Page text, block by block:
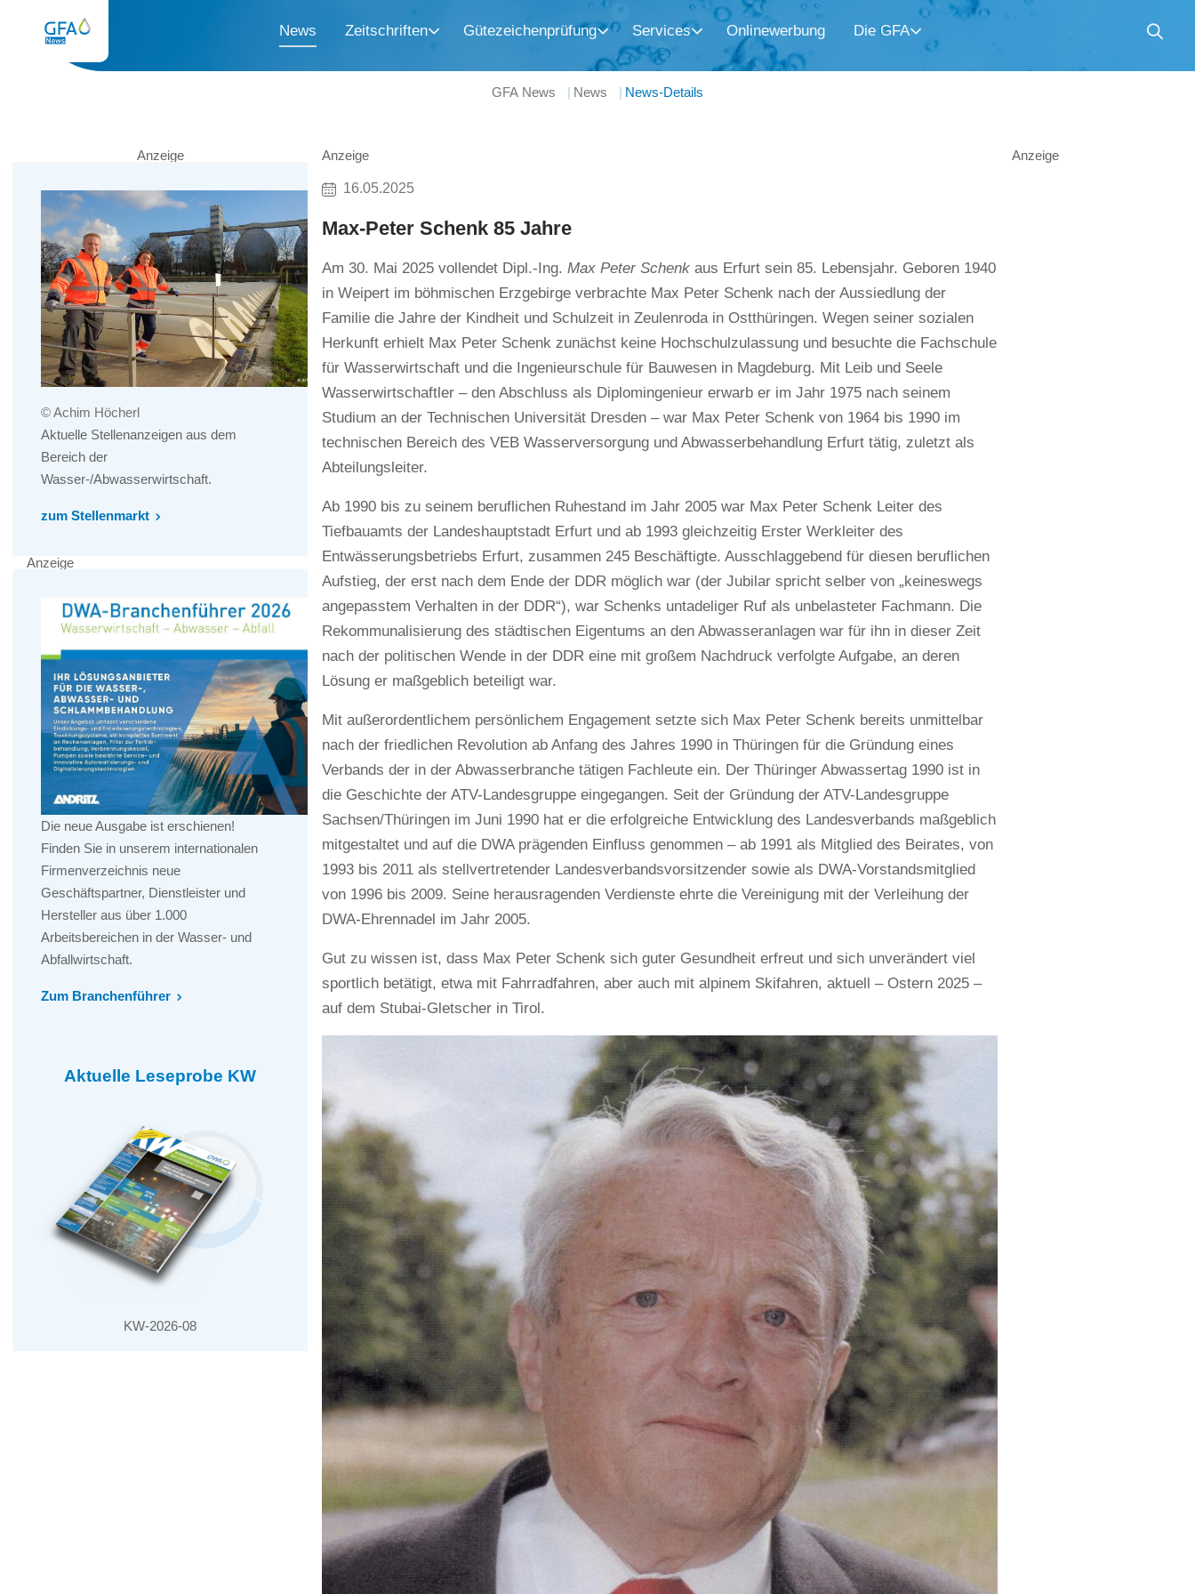
News Zeitschriften Gütezeichenprüfung Services Onlinewerbung Die GFA
GFA News News News-Details
Anzeige
16.05.2025
Max-Peter Schenk 85 Jahre
Am 30. Mai 2025 vollendet Dipl.-Ing. Max Peter Schenk aus Erfurt sein 85. Lebensjahr. Geboren 1940
in Weipert im böhmischen Erzgebirge verbrachte Max Peter Schenk nach der Aussiedlung der
Familie die Jahre der Kindheit und Schulzeit in Zeulenroda in Ostthüringen. Wegen seiner sozialen
Herkunft erhielt Max Peter Schenk zunächst keine Hochschulzulassung und besuchte die Fachschule
für Wasserwirtschaft und die Ingenieurschule für Bauwesen in Magdeburg. Mit Leib und Seele
Wasserwirtschaftler – den Abschluss als Diplomingenieur erwarb er im Jahr 1975 nach seinem
Studium an der Technischen Universität Dresden – war Max Peter Schenk von 1964 bis 1990 im
technischen Bereich des VEB Wasserversorgung und Abwasserbehandlung Erfurt tätig, zuletzt als
Abteilungsleiter.
Ab 1990 bis zu seinem beruflichen Ruhestand im Jahr 2005 war Max Peter Schenk Leiter des
Tiefbauamts der Landeshauptstadt Erfurt und ab 1993 gleichzeitig Erster Werkleiter des
Entwässerungsbetriebs Erfurt, zusammen 245 Beschäftigte. Ausschlaggebend für diesen beruflichen
Aufstieg, der erst nach dem Ende der DDR möglich war (der Jubilar spricht selber von „keineswegs
angepasstem Verhalten in der DDR“), war Schenks untadeliger Ruf als unbelasteter Fachmann. Die
Rekommunalisierung des städtischen Eigentums an den Abwasseranlagen war für ihn in dieser Zeit
nach der politischen Wende in der DDR eine mit großem Nachdruck verfolgte Aufgabe, an deren
Lösung er maßgeblich beteiligt war.
Mit außerordentlichem persönlichem Engagement setzte sich Max Peter Schenk bereits unmittelbar
nach der friedlichen Revolution ab Anfang des Jahres 1990 in Thüringen für die Gründung eines
Verbands der in der Abwasserbranche tätigen Fachleute ein. Der Thüringer Abwassertag 1990 ist in
die Geschichte der ATV-Landesgruppe eingegangen. Seit der Gründung der ATV-Landesgruppe
Sachsen/Thüringen im Juni 1990 hat er die erfolgreiche Entwicklung des Landesverbands maßgeblich
mitgestaltet und auf die DWA prägenden Einfluss genommen – ab 1991 als Mitglied des Beirates, von
1993 bis 2011 als stellvertretender Landesverbandsvorsitzender sowie als DWA-Vorstandsmitglied
von 1996 bis 2009. Seine herausragenden Verdienste ehrte die Vereinigung mit der Verleihung der
DWA-Ehrennadel im Jahr 2005.
Gut zu wissen ist, dass Max Peter Schenk sich guter Gesundheit erfreut und sich unverändert viel
sportlich betätigt, etwa mit Fahrradfahren, aber auch mit alpinem Skifahren, aktuell – Ostern 2025 –
auf dem Stubai-Gletscher in Tirol.
Anzeige
© Achim Höcherl
Aktuelle Stellenanzeigen aus dem
Bereich der
Wasser-/Abwasserwirtschaft.
zum Stellenmarkt
Anzeige
Die neue Ausgabe ist erschienen!
Finden Sie in unserem internationalen
Firmenverzeichnis neue
Geschäftspartner, Dienstleister und
Hersteller aus über 1.000
Arbeitsbereichen in der Wasser- und
Abfallwirtschaft.
Zum Branchenführer
Aktuelle Leseprobe KW
KW-2026-08
Anzeige